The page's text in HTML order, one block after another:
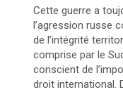
Cette guerre a
l’agression russe
de l’intégrité
comprise par le
conscient de
droit international.